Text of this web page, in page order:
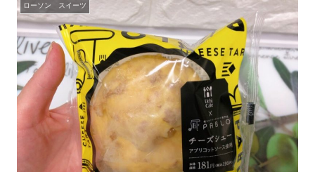
ローソン スイーツ